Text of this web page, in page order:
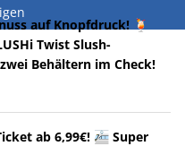
auf Knopfdruck! 🍹
Twist Slush-
Behältern im Check!
ab 6,99€! 🚈 Super